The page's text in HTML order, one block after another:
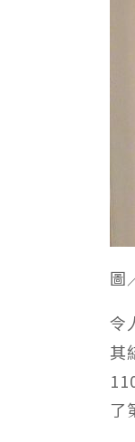
圖
令
其
了